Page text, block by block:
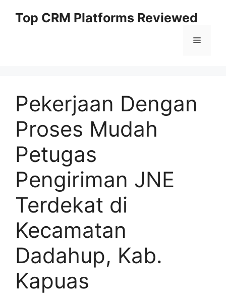
Top CRM Platforms Reviewed
Menu
Pekerjaan Dengan
Proses Mudah
Petugas
Pengiriman JNE
Terdekat di
Kecamatan
Dadahup, Kab.
Kapuas